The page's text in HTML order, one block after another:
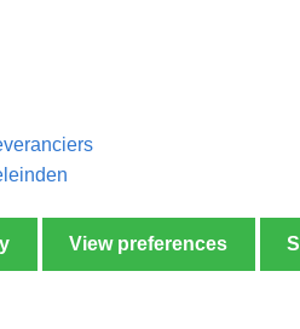
View preferences